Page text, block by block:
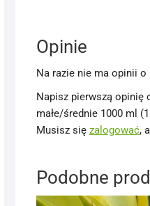
Opinie
Na razie nie ma opinii o
Napisz pierwszą opinię
małe/średnie 1000 ml
Musisz się zalogować,
Podobne